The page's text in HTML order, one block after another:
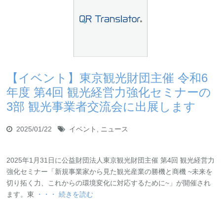
【イベント】東京観光財団主催 令和6
年度 第4回 観光経営力強化セミナーの
3部 観光事業者交流会に出展します
2025/01/22 イベント ニュース
2025年1月31日に公益財団法人東京観光財団主催 第4回 観光経営力
強化セミナー「新規事業家から見た観光産業の勝機と商機 ~未来を
切り拓く力、これからの環境変化に対応するために~」が開催され
ます。東
・・・ 続きを読む